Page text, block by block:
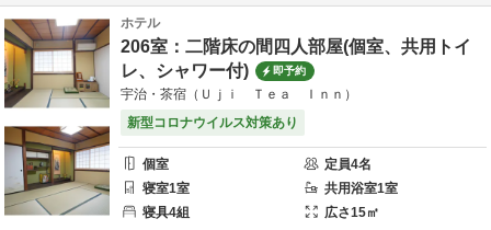
ホテル
206室：二階床の間四人部屋(個室、共用トイ
レ、シャワー付)
即予約
宇治・茶宿（Ｕｊｉ Ｔｅａ Ｉｎｎ）
新型コロナウイルス対策あり
個室 定員4名
寝室1室 共用浴室1室
寝具4組 広さ15㎡